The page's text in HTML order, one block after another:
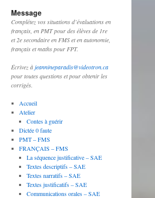
Message
Complétez vos situations d’évaluations en
français, en PMT pour des élèves de 1re
et 2e secondaire en FMS et en autonomie,
français et maths pour FPT.
Écrivez à jeannineparadis@videotron.ca
pour toutes questions et pour obtenir les
corrigés.
Accueil
Atelier
Contes à guérir
Dictée 0 faute
PMT – FMS
FRANÇAIS – FMS
La séquence justificative – SAE
Textes descriptifs – SAE
Textes narratifs – SAE
Textes justificatifs – SAE
Communications orales – SAE